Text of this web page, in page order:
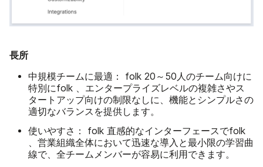
長所
中規模チームに最適：
folk 20～50人のチーム向けに
特別にfolk 、エンタープライズレベルの複雑さやス
タートアップ向けの制限なしに、機能とシンプルさの
適切なバランスを提供します。
使いやすさ：
folk 直感的なインターフェースでfolk
、営業組織全体において迅速な導入と最小限の学習曲
線で、全チームメンバーが容易に利用できます。